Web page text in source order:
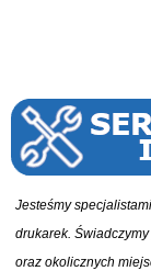
Jesteśmy
drukarek.
oraz okolicznych